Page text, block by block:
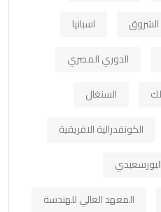
الشروق
اسبانيا
الدوري المصري
السنغال
الكونفدرالية الافريقية
المعهد العالي للهندسة